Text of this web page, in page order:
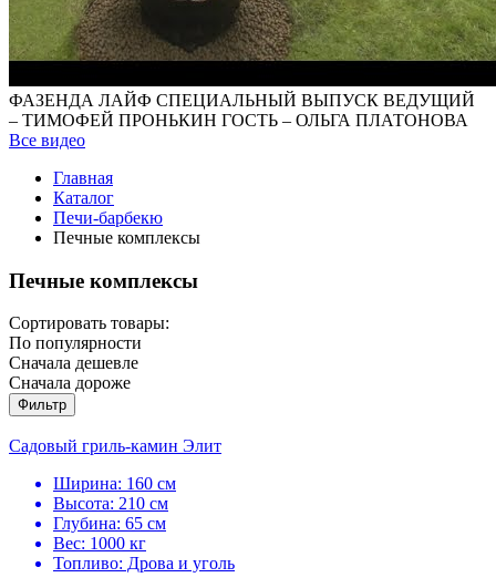
ФАЗЕНДА ЛАЙФ СПЕЦИАЛЬНЫЙ ВЫПУСК ВЕДУЩИЙ
– ТИМОФЕЙ ПРОНЬКИН ГОСТЬ – ОЛЬГА ПЛАТОНОВА
Все видео
Главная
Каталог
Печи-барбекю
Печные комплексы
Печные комплексы
Сортировать товары:
По популярности
Сначала дешевле
Сначала дороже
Фильтр
Садовый гриль-камин Элит
Ширина: 160 см
Высота: 210 см
Глубина: 65 см
Вес: 1000 кг
Топливо: Дрова и уголь